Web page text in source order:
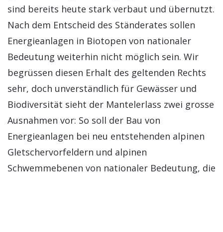
sind bereits heute stark verbaut und übernutzt.
Nach dem Entscheid des Ständerates sollen
Energieanlagen in Biotopen von nationaler
Bedeutung weiterhin nicht möglich sein. Wir
begrüssen diesen Erhalt des geltenden Rechts
sehr, doch unverständlich für Gewässer und
Biodiversität sieht der Mantelerlass zwei grosse
Ausnahmen vor: So soll der Bau von
Energieanlagen bei neu entstehenden alpinen
Gletschervorfeldern und alpinen
Schwemmebenen von nationaler Bedeutung, die